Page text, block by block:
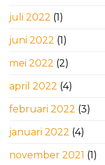
juli 2022 (1)
juni 2022 (1)
mei 2022 (2)
april 2022 (4)
februari 2022 (3)
januari 2022 (4)
november 2021 (1)